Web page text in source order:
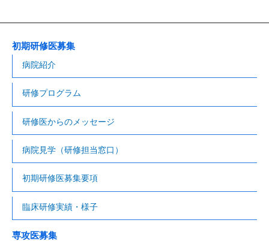
初期研修医募集
病院紹介
研修プログラム
研修医からのメッセージ
病院見学（研修担当窓口）
初期研修医募集要項
臨床研修実績・様子
専攻医募集